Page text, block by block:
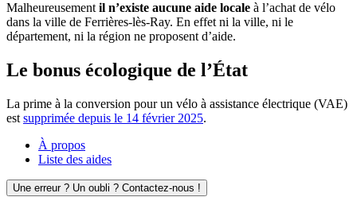
Malheureusement il n’existe aucune aide locale à l’achat de vélo
dans la ville de Ferrières-lès-Ray. En effet ni la ville, ni le
département, ni la région ne proposent d’aide.
Le bonus écologique de l’État
La prime à la conversion pour un vélo à assistance électrique (VAE)
est supprimée depuis le 14 février 2025.
À propos
Liste des aides
Une erreur ? Un oubli ? Contactez-nous !